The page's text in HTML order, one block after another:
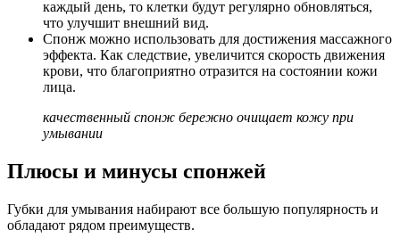
каждый день, то клетки будут регулярно обновляться,
что улучшит внешний вид.
Спонж можно использовать для достижения массажного
эффекта. Как следствие, увеличится скорость движения
крови, что благоприятно отразится на состоянии кожи
лица.
качественный спонж бережно очищает кожу при
умывании
Плюсы и минусы спонжей
Губки для умывания набирают все большую популярность и
обладают рядом преимуществ.